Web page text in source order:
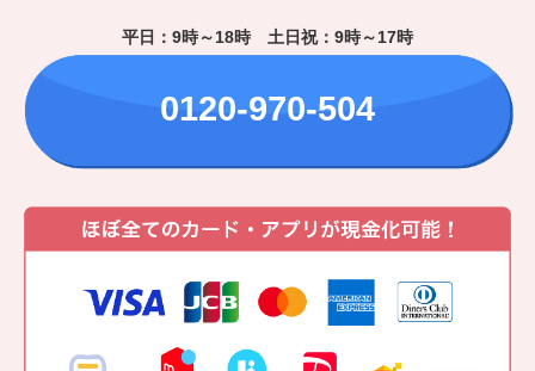
平日：9時～18時 土日祝：9時～17時
0120-970-504